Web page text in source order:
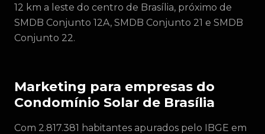
12 km a leste do centro de Brasília, próximo de
SMDB Conjunto 12A, SMDB Conjunto 21 e SMDB
Conjunto 22.
Marketing para empresas do
Condomínio Solar de Brasília
Com 2.817.381 habitantes apurados pelo IBGE em